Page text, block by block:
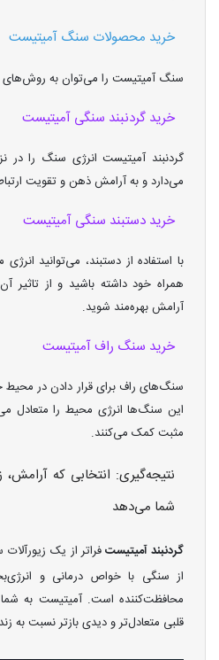
خرید محصولات سنگ آمیتیست
سنگ آمیتیست را می‌توان به روش‌های
خرید گردنبند سنگی آمیتیست
گردنبند آمیتیست انرژی سنگ را در
می‌دارد و به آرامش ذهن و تقویت
خرید دستبند سنگی آمیتیست
با استفاده از دستبند، می‌توانید
همراه خود داشته باشید و از
آرامش بهره‌مند شوید.
خرید سنگ راف آمیتیست
سنگ‌های راف برای قرار دادن در محیط
این سنگ‌ها انرژی محیط را متعادل
مثبت کمک می‌کنند.
نتیجه‌گیری: انتخابی که
شما می‌دهد
گردنبند آمیتیستفراتر از یک
از سنگی با خواص درمانی و
محافظت‌کننده است. آمیتیست به
قلبی متعادل‌تر و دیدی بازتر نسبت به